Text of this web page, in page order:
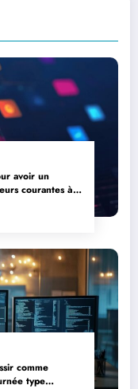
avoir un
courantes à
comme
type